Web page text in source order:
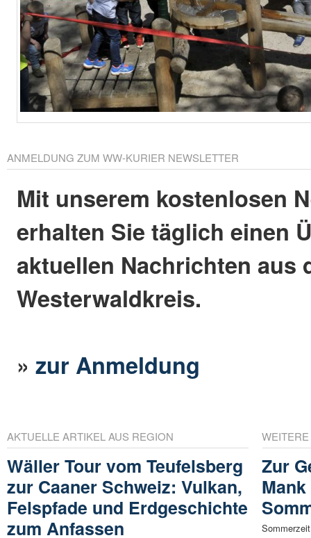
ANMELDUNG ZUM WW-KURIER NEWSLETTER
Mit unserem kostenlosen
erhalten Sie täglich einen
aktuellen Nachrichten aus
Westerwaldkreis.
»zur Anmeldung
AKTUELLE ARTIKEL AUS REGION
Wäller Tour vom Teufelsberg
zur Caaner Schweiz: Vulkan,
Felspfade und Erdgeschichte
zum Anfassen
Zur